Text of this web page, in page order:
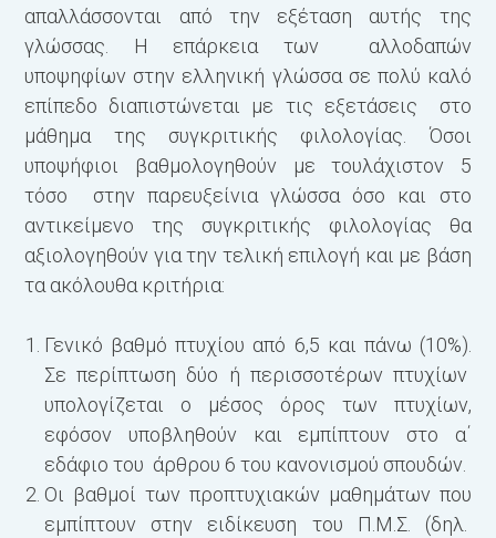
απαλλάσσονται από την εξέταση αυτής της
γλώσσας. Η επάρκεια των αλλοδαπών
υποψηφίων στην ελληνική γλώσσα σε πολύ καλό
επίπεδο διαπιστώνεται με τις εξετάσεις στο
μάθημα της συγκριτικής φιλολογίας. Όσοι
υποψήφιοι βαθμολογηθούν με τουλάχιστον 5
τόσο στην παρευξείνια γλώσσα όσο και στο
αντικείμενο της συγκριτικής φιλολογίας θα
αξιολογηθούν για την τελική επιλογή και με βάση
τα ακόλουθα κριτήρια:
Γενικό βαθμό πτυχίου από 6,5 και πάνω (10%).
Σε περίπτωση δύο ή περισσοτέρων πτυχίων
υπολογίζεται ο μέσος όρος των πτυχίων,
εφόσον υποβληθούν και εμπίπτουν στο α΄
εδάφιο του άρθρου 6 του κανονισμού σπουδών.
Οι βαθμοί των προπτυχιακών μαθημάτων που
εμπίπτουν στην ειδίκευση του Π.Μ.Σ. (δηλ.